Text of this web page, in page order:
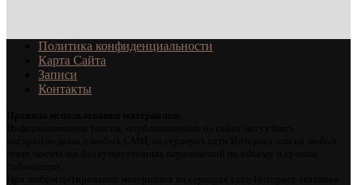
Политика конфиденциальности
Карта Сайта
Записи
Контакты